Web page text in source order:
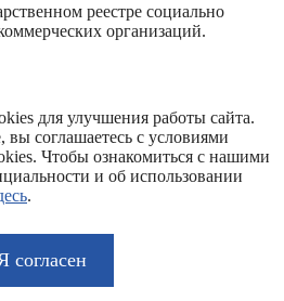
реестре социально
организаций.
для улучшения работы сайта.
вы соглашаетесь с условиями
Чтобы ознакомиться с нашими
и об использовании
.
согласен